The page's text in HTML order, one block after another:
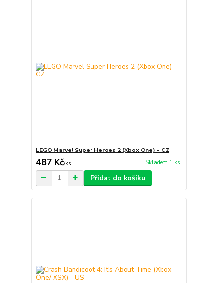
LEGO Marvel Super Heroes 2 (Xbox One) - CZ
487 Kč/ks Skladem 1 ks
Přidat do košíku